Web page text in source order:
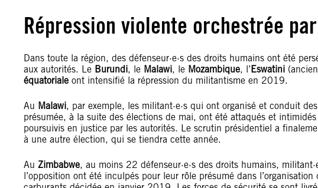
Répression violente orchestrée
Dans toute la région, des défenseur·e·s des droits humains ont été
aux autorités. Le Burundi, le Malawi, le Mozambique, l’ Eswatini
équatoriale ont intensifié la répression du militantisme en 2019.
Au Malawi, par exemple, les militant·e·s qui ont organisé et conduit
présumée, à la suite des élections de mai, ont été attaqués et
poursuivis en justice par les autorités. Le scrutin présidentiel a
à une autre élection, qui se tiendra cette année.
Au Zimbabwe, au moins 22 défenseur·e·s des droits humains,
l’opposition ont été inculpés pour leur rôle présumé dans